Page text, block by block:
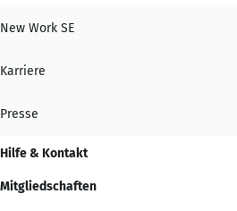
New Work SE
Karriere
Presse
Hilfe & Kontakt
Mitgliedschaften